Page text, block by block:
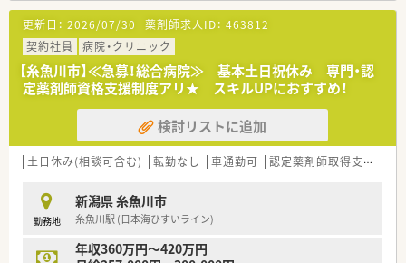
更新日： 2026/07/30 薬剤師求人ID： 463812
契約社員
病院・クリニック
【糸魚川市】≪急募！総合病院≫ 基本土日祝休み 専門・認
定薬剤師資格支援制度アリ★ スキルUPにおすすめ！
検討リストに追加
土日休み(相談可含む) 転勤なし 車通勤可 認定薬剤師取得支援あり
勤務地
新潟県 糸魚川市
糸魚川駅 (日本海ひすいライン)
年収360万円～420万円